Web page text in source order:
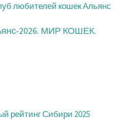
2026. МИР КОШЕК.
рейтинг Сибири 2025